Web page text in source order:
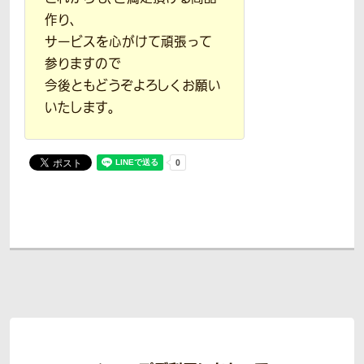
作り、
サービスを心がけて頑張って
参りますので
今後ともどうぞよろしくお願い
いたします。